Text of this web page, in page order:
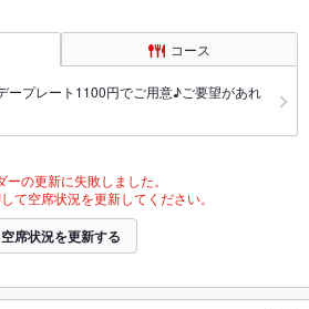
コース
ープレート1100円でご用意♪ご要望があれ
ーの更新に失敗しました。
て空席状況を更新してください。
空席状況を更新する